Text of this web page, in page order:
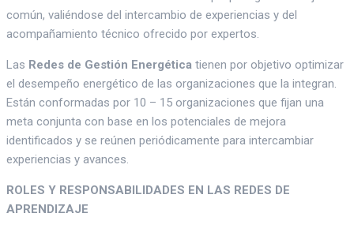
común, valiéndose del intercambio de experiencias y del
acompañamiento técnico ofrecido por expertos.
Las Redes de Gestión Energética tienen por objetivo optimizar
el desempeño energético de las organizaciones que la integran.
Están conformadas por 10 – 15 organizaciones que fijan una
meta conjunta con base en los potenciales de mejora
identificados y se reúnen periódicamente para intercambiar
experiencias y avances.
ROLES Y RESPONSABILIDADES EN LAS REDES DE
APRENDIZAJE